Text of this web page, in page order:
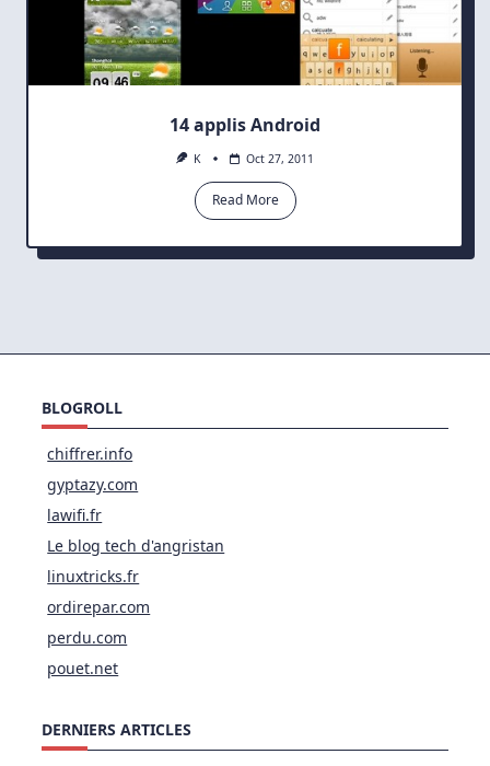
14 applis Android
K Oct 27, 2011
Read More
BLOGROLL
chiffrer.info
gyptazy.com
lawifi.fr
Le blog tech d'angristan
linuxtricks.fr
ordirepar.com
perdu.com
pouet.net
DERNIERS ARTICLES